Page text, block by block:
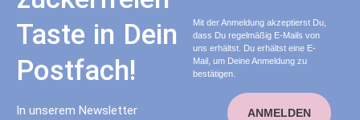
Taste in Dein
Postfach!
In unserem Newsletter
Mit der Anmeldung akzeptierst Du,
dass Du regelmäßig E-Mails von
uns erhältst. Du erhältst eine E-
Mail, um Deine Anmeldung zu
bestätigen.
ANMELDEN